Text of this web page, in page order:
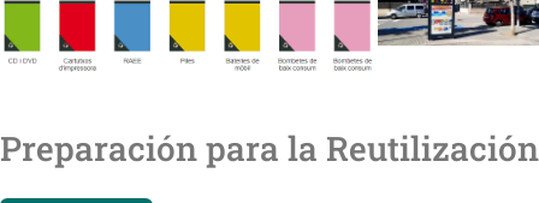
Preparación para la Reutilización